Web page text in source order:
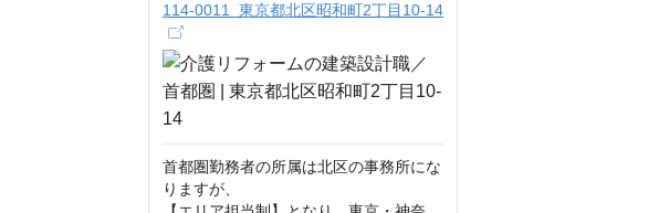
114-0011 東京都北区昭和町2丁目10-14
首都圏勤務者の所属は北区の事務所にな
りますが、